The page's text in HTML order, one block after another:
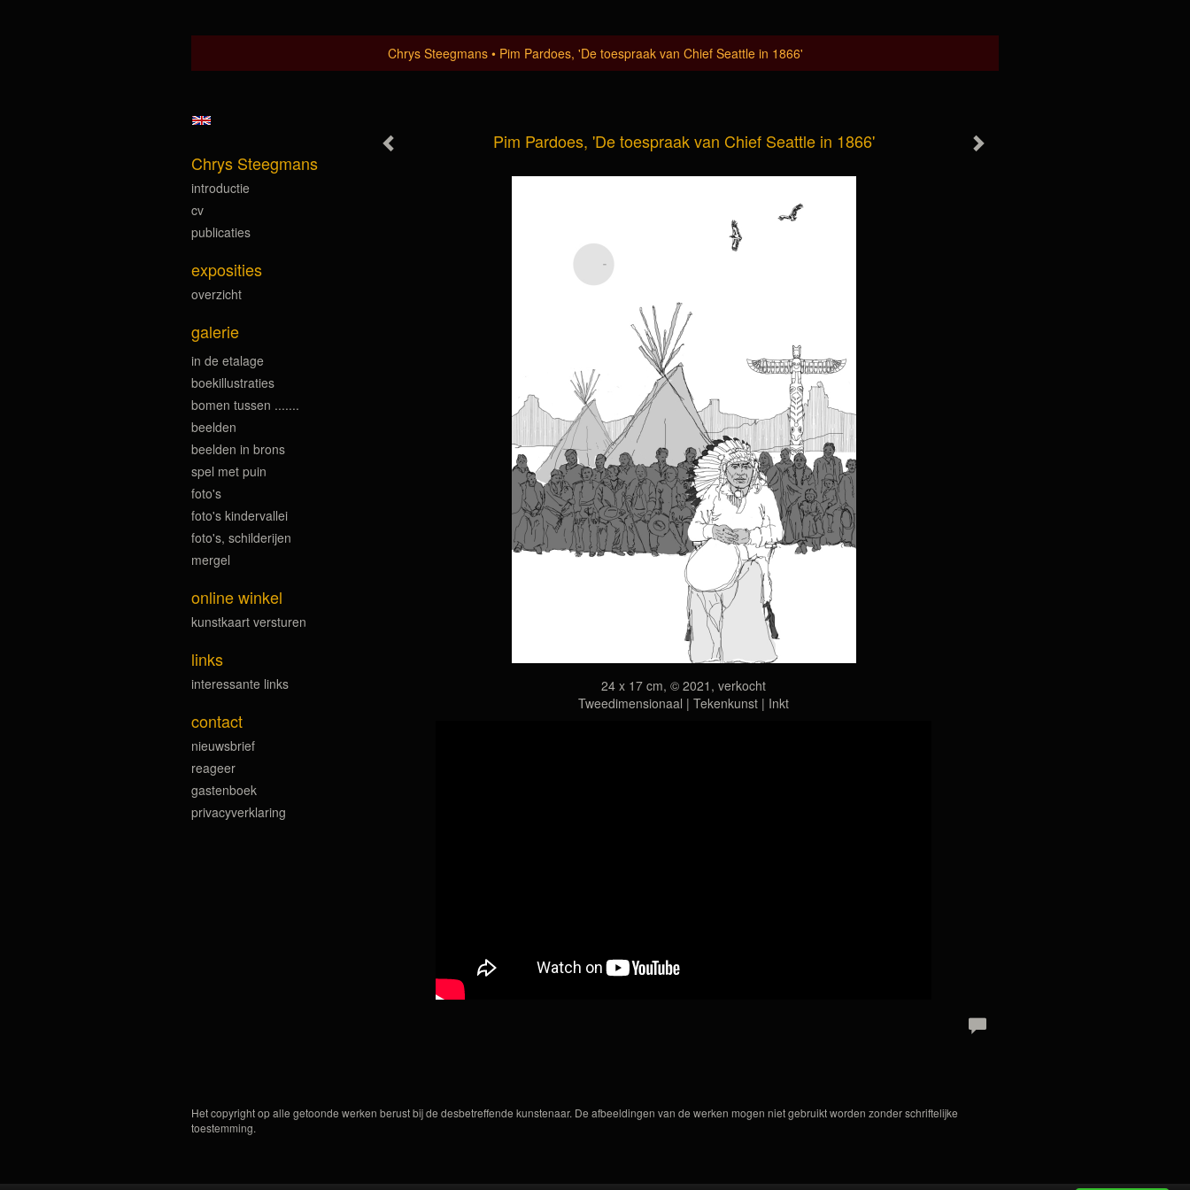
Chrys Steegmans Pim Pardoes, 'De toespraak van Chief Seattle in 1866'
Pim Pardoes, 'De toespraak van Chief Seattle in 1866'
24 x 17 cm, © 2021, verkocht
Tweedimensionaal | Tekenkunst | Inkt
Chrys Steegmans
introductie
cv
publicaties
exposities
overzicht
galerie
in de etalage
boekillustraties
bomen tussen .......
beelden
beelden in brons
spel met puin
foto's
foto's kindervallei
foto's, schilderijen
mergel
online winkel
kunstkaart versturen
links
interessante links
contact
nieuwsbrief
reageer
gastenboek
privacyverklaring
Het copyright op alle getoonde werken berust bij de desbetreffende kunstenaar. De afbeeldingen van de werken mogen niet gebruikt worden zonder schriftelijke
toestemming.